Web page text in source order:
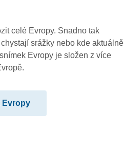
09:10
09:00
08:50
celé Evropy. Snadno tak
srážky nebo kde aktuálně
Evropy je složen z více
Evropy